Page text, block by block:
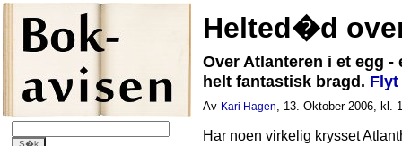
Helted�d
Over Atlanteren i et egg
helt fantastisk bragd.
Av Kari Hagen, 13. Oktober 2006, kl.
Har noen virkelig krysset